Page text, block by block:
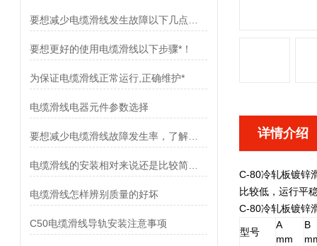
要想更好的使用电缆滑线以下步骤*！
为保证电缆滑线正常运行,正确维护*
电缆滑线电器元件参数选择
电缆滑线怎样辨别质量的好坏
C50电缆滑线导轨安装注意事项
详情介绍
C-80冷轧板镀锌
比较低，运行平
C-80冷轧板镀锌
型号
A
mm
B